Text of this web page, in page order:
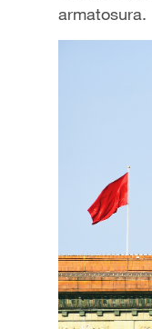
armatosura.